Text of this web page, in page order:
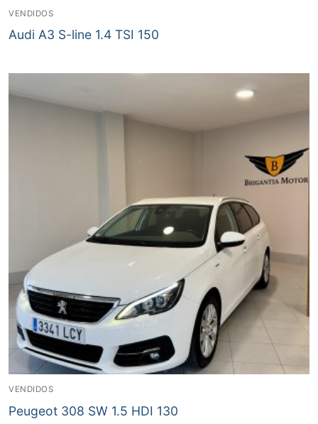
VENDIDOS
Audi A3 S-line 1.4 TSI 150
VENDIDOS
Peugeot 308 SW 1.5 HDI 130